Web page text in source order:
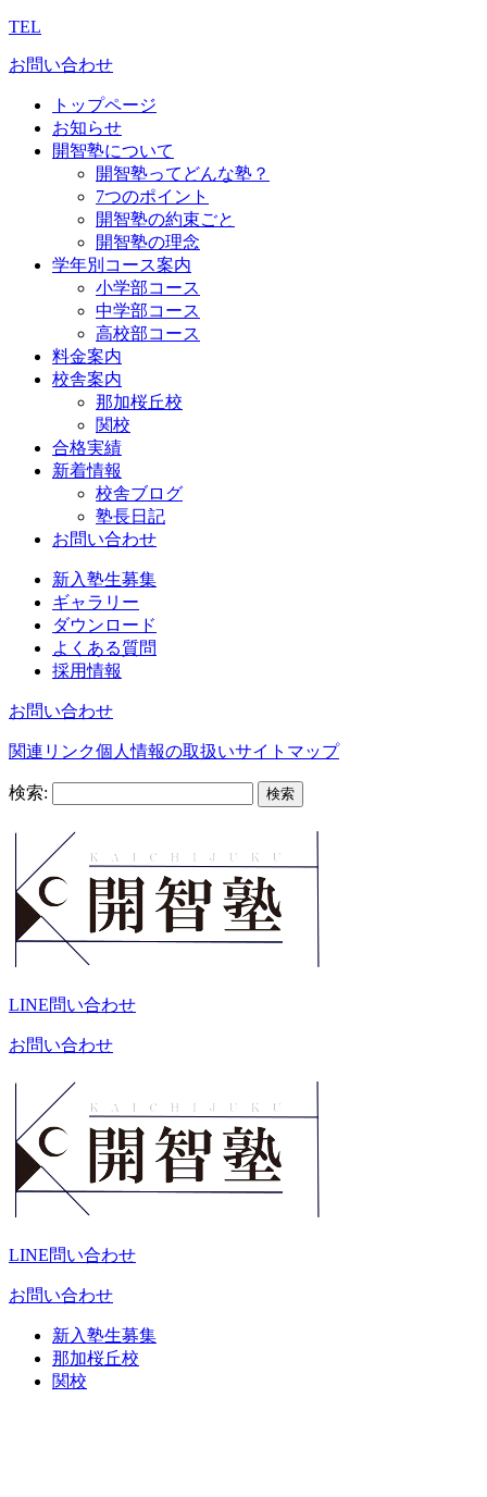
TEL
お問い合わせ
トップページ
お知らせ
開智塾について
開智塾ってどんな塾？
7つのポイント
開智塾の約束ごと
開智塾の理念
学年別コース案内
小学部コース
中学部コース
高校部コース
料金案内
校舎案内
那加桜丘校
関校
合格実績
新着情報
校舎ブログ
塾長日記
お問い合わせ
新入塾生募集
ギャラリー
ダウンロード
よくある質問
採用情報
お問い合わせ
関連リンク個人情報の取扱いサイトマップ
検索:
LINE問い合わせ
お問い合わせ
LINE問い合わせ
お問い合わせ
新入塾生募集
那加桜丘校
関校